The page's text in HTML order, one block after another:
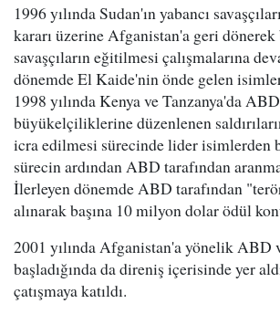
1996 yılında Sudan'ın yabancı
kararı üzerine Afganistan'a geri dönerek
savaşçıların eğitilmesi çalışmalarına
dönemde El Kaide'nin önde gelen
1998 yılında Kenya ve Tanzanya'da ABD
büyükelçiliklerine düzenlenen
icra edilmesi sürecinde lider isimlerden
sürecin ardından ABD tarafından
İlerleyen dönemde ABD tarafından
alınarak başına 10 milyon dolar ödül
2001 yılında Afganistan'a yönelik ABD
başladığında da direniş içerisinde yer
çatışmaya katıldı.